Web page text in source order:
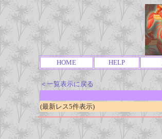
HOME HELP
＜一覧表示に戻る
(最新レス5件表示)